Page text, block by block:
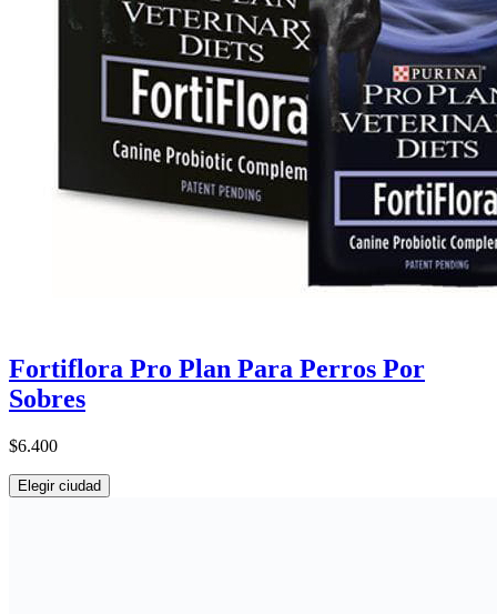
Fortiflora Pro Plan Para Perros Por
Sobres
$6.400
Elegir ciudad